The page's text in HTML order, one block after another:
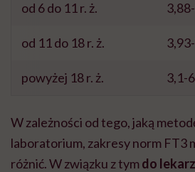
od 6 do 11 r. ż.
od 11 do 18 r. ż.
powyżej 18 r. ż. 3,1-
W zależności od tego, jaką
laboratorium, zakresy norm FT3
różnić. W związku z tymdo